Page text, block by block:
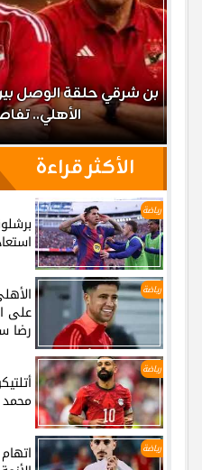
بن شرقي حلقة الوصل
الأهلي..
الأكثر قراءة
رياضة
رياضة
على
رضا
رياضة
رياضة